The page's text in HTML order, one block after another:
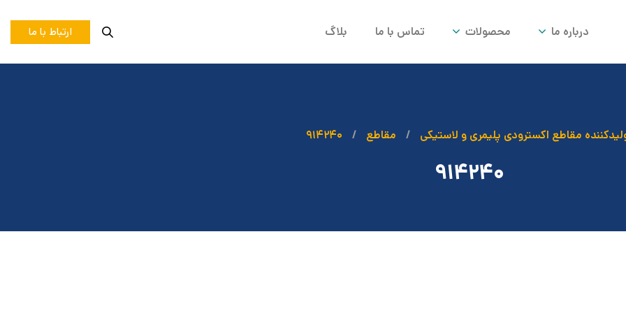
درباره ما محصولات تماس با ما بلاگ ارتباط با ما
مقاطع اکسترودی پلیمری و لاستیکی مقاطع ۹۱۴۲۴۰
۹۱۴۲۴۰